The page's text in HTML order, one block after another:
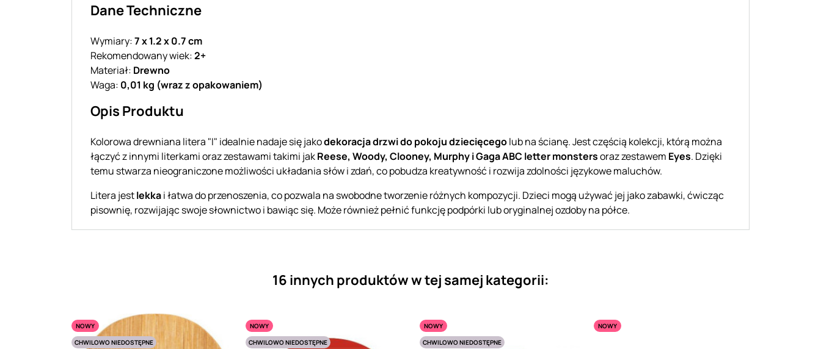
Dane Techniczne
Wymiary:7 x 1.2 x 0.7 cm
Rekomendowany wiek:2+
Materiał: Drewno
Waga: 0,01 kg (wraz z opakowaniem)
Opis Produktu
Kolorowa drewniana litera "I" idealnie nadaje się jakodekoracja drzwi do pokoju dziecięcegolub na ścianę. Jest częścią kolekcji, którą można
łączyć z innymi literkami oraz zestawami takimi jakReese, Woody, Clooney, Murphy i Gaga ABC letter monstersoraz zestawem Eyes. Dzięki
temu stwarza nieograniczone możliwości układania słów i zdań, co pobudza kreatywność i rozwija zdolności językowe maluchów.
Litera jestlekkai łatwa do przenoszenia, co pozwala na swobodne tworzenie różnych kompozycji. Dzieci mogą używać jej jako zabawki, ćwicząc
pisownię, rozwijając swoje słownictwo i bawiąc się. Może również pełnić funkcję podpórki lub oryginalnej ozdoby na półce.
16 innych produktów w tej samej kategorii:
NOWY
CHWILOWO NIEDOSTĘPNE
NOWY
CHWILOWO NIEDOSTĘPNE
NOWY
CHWILOWO NIEDOSTĘPNE
NOWY